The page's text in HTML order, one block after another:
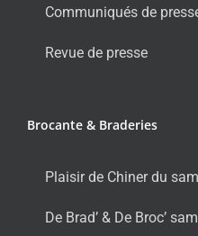
Communiqués de
Revue de presse
Brocante & Braderies
Plaisir de Chiner du
De Brad’ & De Broc’